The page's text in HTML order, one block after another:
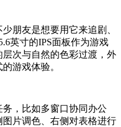
朋友是想要用它来追剧、
英寸的IPS面板作为游戏
次与自然的色彩过渡，外
游戏体验。
，比如多窗口协同办公
片调色、右侧对表格进行